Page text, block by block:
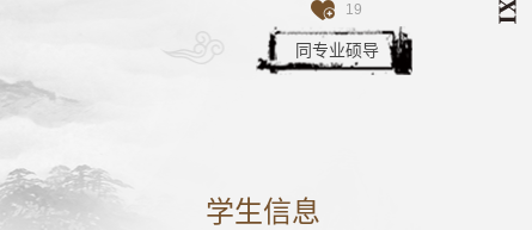
19
同专业硕导
学生信息